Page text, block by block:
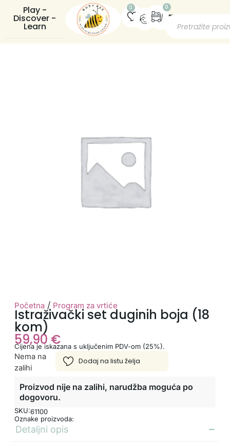
Play -
Discover -
Learn
0 0
Početna/ Program za vrtiće
Istraživački set duginih boja (18
kom)
59,90€
Cijena je iskazana s uključenim PDV-om (25%).
Nema na
zalihi
Proizvod nije na zalihi, narudžba moguća po
dogovoru.
SKU:61100
Oznake proizvoda:
Detaljni opis